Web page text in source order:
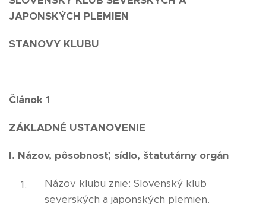
JAPONSKÝCH PLEMIEN
STANOVY KLUBU
Článok 1
ZÁKLADNÉ USTANOVENIE
I. Názov, pôsobnosť, sídlo, štatutárny orgán
Názov klubu znie: Slovenský klub
severských a japonských plemien.